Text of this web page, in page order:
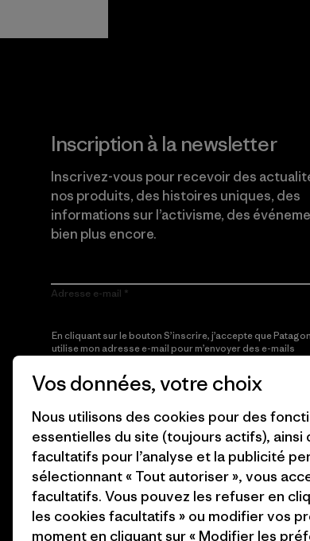
Inscription à la newsletter
Inscrivez-vous pour recevoir des
nos produits, des histoires uniques, des
informations sur l’activisme, des
bien plus encore.
Adresse e-mail
En cliquant sur le bouton S’inscrire, j’accepte que
utilise mon adresse e-mail pour m’envoyer des e-mails
sensibilisation à l’activisme, les informations sur les
et autres, conformément à laPolitique de confidentialité
S’inscrire
Vos données, votre choix
Nous utilisons des cookies pour des
essentielles du site (toujours actifs), ainsi
facultatifs pour l’analyse et la publicité
sélectionnant « Tout autoriser », vous
facultatifs. Vous pouvez les refuser en
les cookies facultatifs » ou modifier vos
moment en cliquant sur « Modifier les